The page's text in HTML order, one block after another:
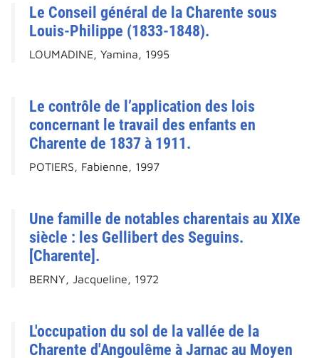
Le Conseil général de la Charente sous
Louis-Philippe (1833-1848).
LOUMADINE, Yamina, 1995
Le contrôle de l’application des lois
concernant le travail des enfants en
Charente de 1837 à 1911.
POTIERS, Fabienne, 1997
Une famille de notables charentais au XIXe
siècle : les Gellibert des Seguins.
[Charente].
BERNY, Jacqueline, 1972
L'occupation du sol de la vallée de la
Charente d'Angoulême à Jarnac au Moyen